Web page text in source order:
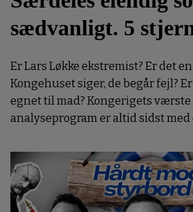
sædvanligt. 5
Er Lars Løkke ekstremist? Er det
Kongehuset siger, de begår fejl? Er
egnet til mad? Kongerigets
analyseprogram er altid sidst